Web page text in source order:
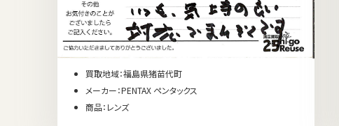
買取地域：福島県猪苗代町
メーカー：PENTAX ペンタックス
商品：レンズ